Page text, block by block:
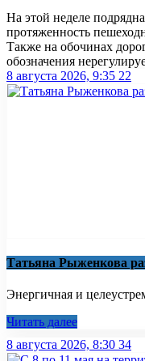
На этой неделе
протяженность
Также на обочинах
обозначения
8 августа 2026, 9:35 22
Татьяна Рыженкова
Энергичная и
Читать далее
8 августа 2026, 8:30 34